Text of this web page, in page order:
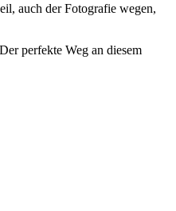
auch der Fotografie wegen,
perfekte Weg an diesem